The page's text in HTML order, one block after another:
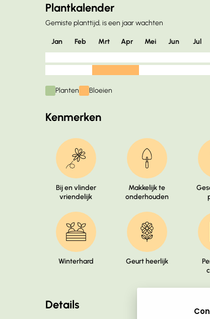
Plantkalender
Gemiste planttijd, is een jaar wachten
Jan Feb Mrt Apr Mei Jun Jul
Planten Bloeien
Kenmerken
Bij en vlinder
vriendelijk
Makkelijk te
onderhouden
Winterhard Geurt heerlijk
Details